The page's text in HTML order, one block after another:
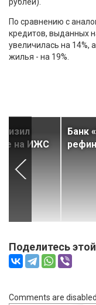
По сравнению с
кредитов, выданных
увеличилась на 14%,
жилья - на 19%.
на ИЖС
Банк
Поделитесь
Comments are disabled